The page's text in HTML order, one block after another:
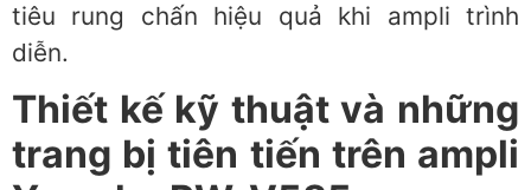
tiêu rung chấn hiệu quả khi ampli trình
diễn.
Thiết kế kỹ thuật và những
trang bị tiên tiến trên ampli